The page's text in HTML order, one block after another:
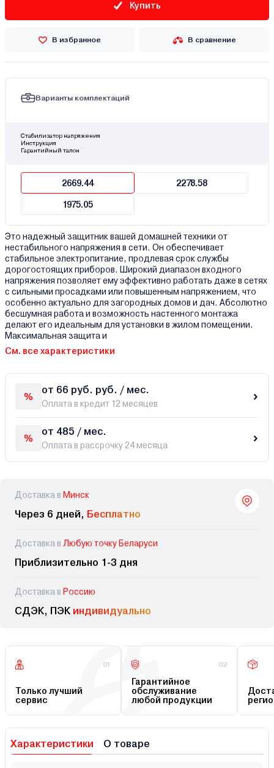
Купить
В избранное В сравнение
Варианты комплектаций
Стабилизатор напряжения
Инструкция
Гарантийный талон
2669.44 2278.58
1975.05
Это надежный защитник вашей домашней техники от
нестабильного напряжения в сети. Он обеспечивает
стабильное электропитание, продлевая срок службы
дорогостоящих приборов. Широкий диапазон входного
напряжения позволяет ему эффективно работать даже в сетях
с сильными просадками или повышенным напряжением, что
особенно актуально для загородных домов и дач. Абсолютно
бесшумная работа и возможность настенного монтажа
делают его идеальным для установки в жилом помещении.
Максимальная защита и
См. все характеристики
от 66 руб. руб. / мес.
Оплата в кредит 12 месяцев
от 485 / мес.
Оплата в рассрочку 24 месяца
Доставка в Минск
Через 6 дней, Бесплатно
Доставка в Любую точку Беларуси
Приблизительно 1-3 дня
Доставка в Россию
СДЭК, ПЭК индивидуально
01
Только лучший
сервис
02
Гарантийное
обслуживание
любой продукции
Характеристики О товаре